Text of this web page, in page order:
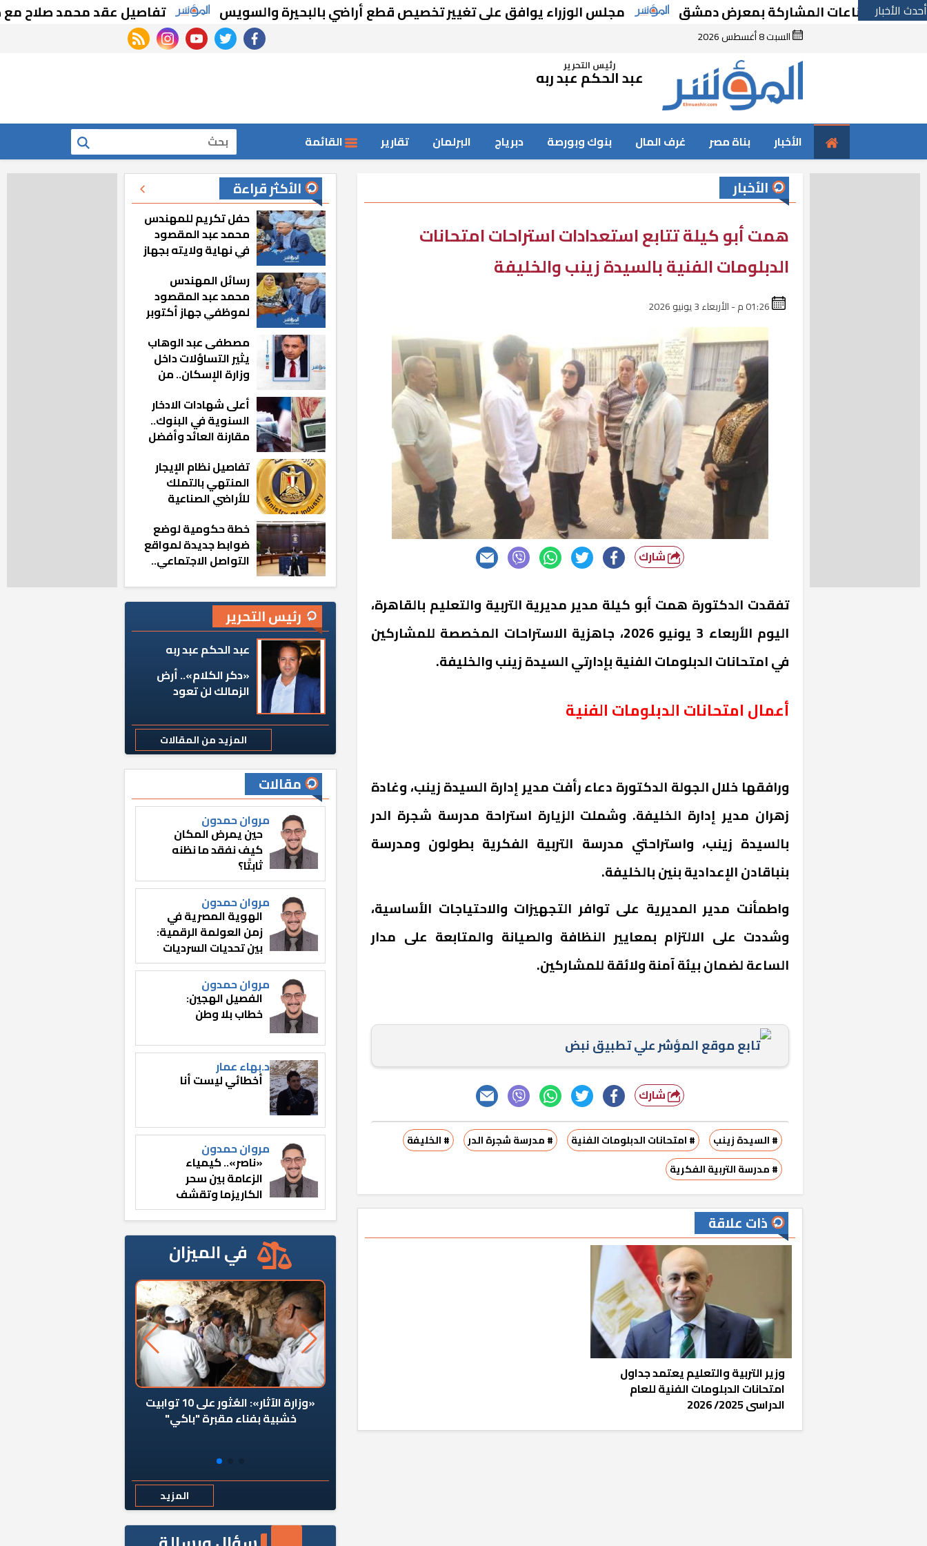
أحدث الأخبارللصناعات المشاركة بمعرض دمشق مجلس الوزراء يوافق على تغيير تخصيص قطع أراضي بالبحيرة والسويس تفاصيل عقد محمد صلاح مع
السبت 8 أغسطس 2026 facebook
twitter
youtube
instagram
rss feed
رئيس التحرير
عبد الحكم عبد ربه
الأخبار بناة مصر غرف المال بنوك وبورصة دبرياج البرلمان تقارير القائمة بحث
الأخبار
همت أبو كيلة تتابع استعدادات استراحات امتحانات
الدبلومات الفنية بالسيدة زينب والخليفة
شارك
تفقدت الدكتورة همت أبو كيلة مدير مديرية التربية والتعليم بالقاهرة،
اليوم الأربعاء 3 يونيو 2026، جاهزية الاستراحات المخصصة للمشاركين
في امتحانات الدبلومات الفنية بإدارتي السيدة زينب والخليفة.
أعمال امتحانات الدبلومات الفنية
ورافقها خلال الجولة الدكتورة دعاء رأفت مدير إدارة السيدة زينب، وغادة
زهران مدير إدارة الخليفة. وشملت الزيارة استراحة مدرسة شجرة الدر
بالسيدة زينب، واستراحتي مدرسة التربية الفكرية بطولون ومدرسة
بنباقادن الإعدادية بنين بالخليفة.
واطمأنت مدير المديرية على توافر التجهيزات والاحتياجات الأساسية،
وشددت على الالتزام بمعايير النظافة والصيانة والمتابعة على مدار
الساعة لضمان بيئة آمنة ولائقة للمشاركين.
تابع موقع المؤشر علي تطبيق نبض
شارك
# السيدة زينب # امتحانات الدبلومات الفنية # مدرسة شجرة الدر
# الخليفة
# مدرسة التربية الفكرية
ذات علاقة
وزير التربية والتعليم يعتمد جداول
امتحانات الدبلومات الفنية للعام
الدراسى 2025/ 2026
الأكثر قراءة
حفل تكريم للمهندس
محمد عبد المقصود
في نهاية ولايته بجهاز
رسائل المهندس
محمد عبد المقصود
لموظفي جهاز أكتوبر
مشيت والمدينة
رجعت للخلف»
مصطفى عبد الوهاب
يثير التساؤلات داخل
وزارة الإسكان.. من
المناصب؟
أعلى شهادات الادخار
السنوية في البنوك..
مقارنة العائد وأفضل
تفاصيل نظام الإيجار
المنتهي بالتملك
للأراضي الصناعية
خطة حكومية لوضع
ضوابط جديدة لمواقع
التواصل الاجتماعي..
رئيس التحرير
عبد الحكم عبد ربه
«دكر الكلام».. أرض
الزمالك لن تعود
المزيد من المقالات
مقالات
مروان حمدون
حين يمرض المكان
كيف نفقد ما نظنه
ثابتًا؟
مروان حمدون
الهوية المصرية في
زمن العولمة الرقمية:
بين تحديات السرديات
وصناعة الوعي
مروان حمدون
الفصيل الهجين:
خطاب بلا وطن
د.بهاء عمار
أخطائي ليست أنا
مروان حمدون
«ناصر».. كيمياء
الزعامة بين سحر
الكاريزما وتقشف
الثائر
في الميزان
سلامة الغذاء: 285 ألف طن صادرات
غذائية في أسبوع
وليد صلاح.. نهاية تدريبية فاشلة سلامة الغذاء: 285 ألف طن صادرات
غذائية في أسبوع
المزيد